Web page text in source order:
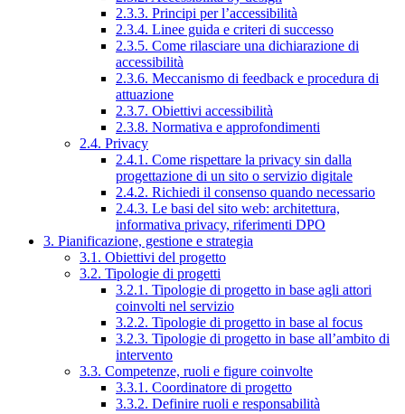
2.3.3. Principi per l’accessibilità
2.3.4. Linee guida e criteri di successo
2.3.5. Come rilasciare una dichiarazione di
accessibilità
2.3.6. Meccanismo di feedback e procedura di
attuazione
2.3.7. Obiettivi accessibilità
2.3.8. Normativa e approfondimenti
2.4. Privacy
2.4.1. Come rispettare la privacy sin dalla
progettazione di un sito o servizio digitale
2.4.2. Richiedi il consenso quando necessario
2.4.3. Le basi del sito web: architettura,
informativa privacy, riferimenti DPO
3. Pianificazione, gestione e strategia
3.1. Obiettivi del progetto
3.2. Tipologie di progetti
3.2.1. Tipologie di progetto in base agli attori
coinvolti nel servizio
3.2.2. Tipologie di progetto in base al focus
3.2.3. Tipologie di progetto in base all’ambito di
intervento
3.3. Competenze, ruoli e figure coinvolte
3.3.1. Coordinatore di progetto
3.3.2. Definire ruoli e responsabilità